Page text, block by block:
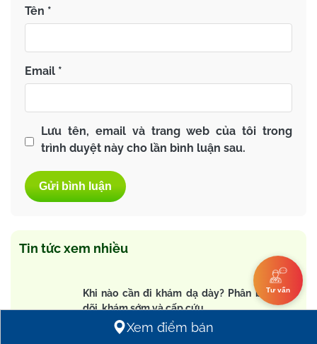
Tên *
Email *
Lưu tên, email và trang web của tôi trong
trình duyệt này cho lần bình luận sau.
Tin tức xem nhiều
Khi nào cần đi khám dạ dày? Phân biệt theo
dõi, khám sớm và cấp cứu
Tư vấn
Xem điểm bán